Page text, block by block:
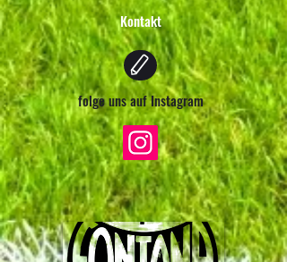
Kontakt
folge uns auf Instagram